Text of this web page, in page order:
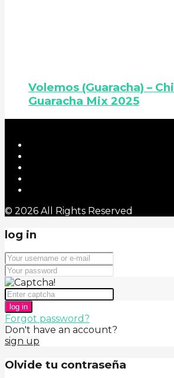
Volemos (Guaracha) –
Guaracha Mix 2025
© 2026 All Rights Reserved
log in
log in
Forgot password?
Don't have an account?
sign up
Olvide tu contraseña